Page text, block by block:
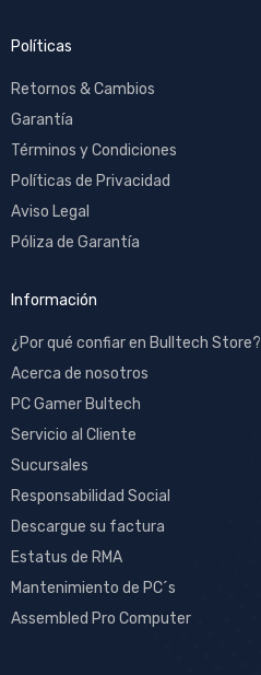
Políticas
Retornos & Cambios
Garantía
Términos y Condiciones
Políticas de Privacidad
Aviso Legal
Póliza de Garantía
Información
¿Por qué confiar en Bulltech Store?
Acerca de nosotros
PC Gamer Bultech
Servicio al Cliente
Sucursales
Responsabilidad Social
Descargue su factura
Estatus de RMA
Mantenimiento de PC´s
Assembled Pro Computer